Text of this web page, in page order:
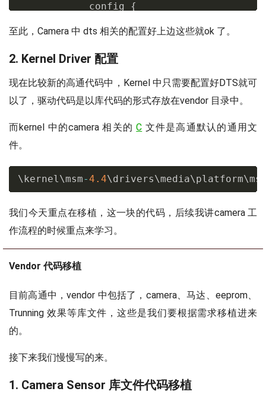
            config
{
                bias
-disable; /* No PULL
;
};
        cam_sensor_rear_suspend
/* RESET, STANDBY */
            mux
{
                pins
= "gpio46";
                function
            config
{
                pins
= "gpio46";
                bias
- disable ;
/* No PULL
                drive
- strength = <2>;
/*
};
};
        cam_sensor_mclk1_active
            mux
{
/* CLK */
                pins
= "gpio33";
                function
            config
                pins
= "gpio33"
                bias
- disable;
至此，Camera 中 dts 相关的配置好上边这些就ok 了。
2. Kernel Driver 配置
现在比较新的高通代码中，Kernel 中只需要配置好DTS就可
以了，驱动代码是以库代码的形式存放在vendor 目录中。
而kernel 中的camera 相关的C 文件是高通默认的通用文
件。
\kernel\msm-4.4
我们今天重点在移植，这一块的代码，后续我讲camera 工
作流程的时候重点来学习。
Vendor 代码移植
目前高通中，vendor 中包括了，camera、马达、eeprom、
Trunning 效果等库文件，这些是我们要根据需求移植进来
的。
接下来我们慢慢写的来。
1. Camera Sensor 库文件代码移植